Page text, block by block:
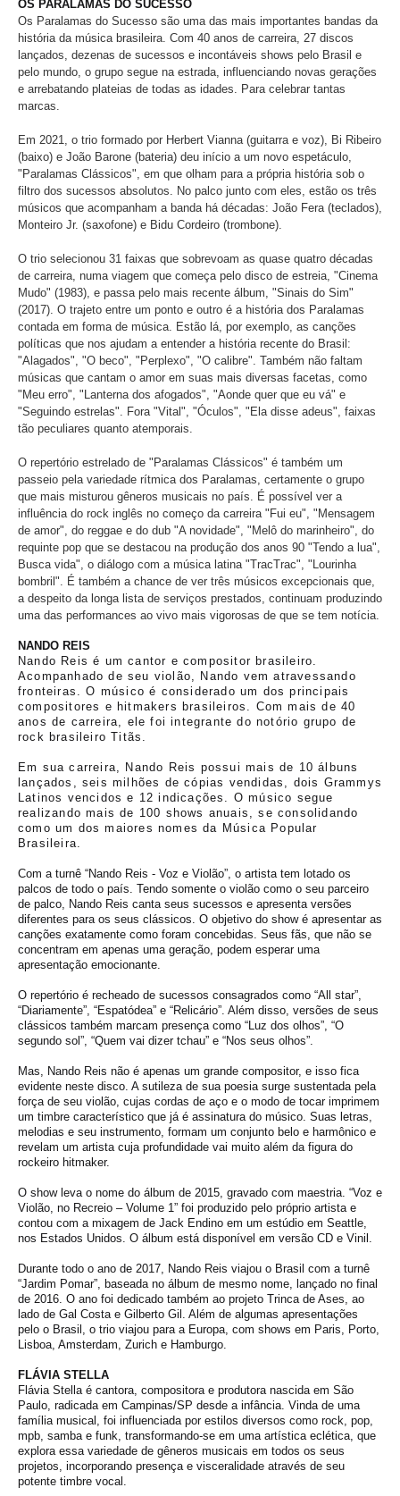
OS PARALAMAS DO SUCESSO
Os Paralamas do Sucesso são uma das mais importantes bandas da
história da música brasileira. Com 40 anos de carreira, 27 discos
lançados, dezenas de sucessos e incontáveis shows pelo Brasil e
pelo mundo, o grupo segue na estrada, influenciando novas gerações
e arrebatando plateias de todas as idades. Para celebrar tantas
marcas.
Em 2021, o trio formado por Herbert Vianna (guitarra e voz), Bi Ribeiro
(baixo) e João Barone (bateria) deu início a um novo espetáculo,
"Paralamas Clássicos", em que olham para a própria história sob o
filtro dos sucessos absolutos. No palco junto com eles, estão os três
músicos que acompanham a banda há décadas: João Fera (teclados),
Monteiro Jr. (saxofone) e Bidu Cordeiro (trombone).
O trio selecionou 31 faixas que sobrevoam as quase quatro décadas
de carreira, numa viagem que começa pelo disco de estreia, "Cinema
Mudo" (1983), e passa pelo mais recente álbum, "Sinais do Sim"
(2017). O trajeto entre um ponto e outro é a história dos Paralamas
contada em forma de música. Estão lá, por exemplo, as canções
políticas que nos ajudam a entender a história recente do Brasil:
"Alagados", "O beco", "Perplexo", "O calibre". Também não faltam
músicas que cantam o amor em suas mais diversas facetas, como
"Meu erro", "Lanterna dos afogados", "Aonde quer que eu vá" e
"Seguindo estrelas". Fora "Vital", "Óculos", "Ela disse adeus", faixas
tão peculiares quanto atemporais.
O repertório estrelado de "Paralamas Clássicos" é também um
passeio pela variedade rítmica dos Paralamas, certamente o grupo
que mais misturou gêneros musicais no país. É possível ver a
influência do rock inglês no começo da carreira "Fui eu", "Mensagem
de amor", do reggae e do dub "A novidade", "Melô do marinheiro", do
requinte pop que se destacou na produção dos anos 90 "Tendo a lua",
Busca vida", o diálogo com a música latina "TracTrac", "Lourinha
bombril". É também a chance de ver três músicos excepcionais que,
a despeito da longa lista de serviços prestados, continuam produzindo
uma das performances ao vivo mais vigorosas de que se tem notícia.
NANDO REIS
Nando Reis é um cantor e compositor brasileiro.
Acompanhado de seu violão, Nando vem atravessando
fronteiras. O músico é considerado um dos principais
compositores e hitmakers brasileiros. Com mais de 40
anos de carreira, ele foi integrante do notório grupo de
rock brasileiro Titãs.
Em sua carreira, Nando Reis possui mais de 10 álbuns
lançados, seis milhões de cópias vendidas, dois Grammys
Latinos vencidos e 12 indicações. O músico segue
realizando mais de 100 shows anuais, se consolidando
como um dos maiores nomes da Música Popular
Brasileira.
Com a turnê “Nando Reis - Voz e Violão”, o artista tem lotado os
palcos de todo o país. Tendo somente o violão como o seu parceiro
de palco, Nando Reis canta seus sucessos e apresenta versões
diferentes para os seus clássicos. O objetivo do show é apresentar as
canções exatamente como foram concebidas. Seus fãs, que não se
concentram em apenas uma geração, podem esperar uma
apresentação emocionante.
O repertório é recheado de sucessos consagrados como “All star”,
“Diariamente”, “Espatódea” e “Relicário”. Além disso, versões de seus
clássicos também marcam presença como “Luz dos olhos”, “O
segundo sol”, “Quem vai dizer tchau” e “Nos seus olhos”.
Mas, Nando Reis não é apenas um grande compositor, e isso fica
evidente neste disco. A sutileza de sua poesia surge sustentada pela
força de seu violão, cujas cordas de aço e o modo de tocar imprimem
um timbre característico que já é assinatura do músico. Suas letras,
melodias e seu instrumento, formam um conjunto belo e harmônico e
revelam um artista cuja profundidade vai muito além da figura do
rockeiro hitmaker.
O show leva o nome do álbum de 2015, gravado com maestria. “Voz e
Violão, no Recreio – Volume 1” foi produzido pelo próprio artista e
contou com a mixagem de Jack Endino em um estúdio em Seattle,
nos Estados Unidos. O álbum está disponível em versão CD e Vinil.
Durante todo o ano de 2017, Nando Reis viajou o Brasil com a turnê
“Jardim Pomar”, baseada no álbum de mesmo nome, lançado no final
de 2016. O ano foi dedicado também ao projeto Trinca de Ases, ao
lado de Gal Costa e Gilberto Gil. Além de algumas apresentações
pelo o Brasil, o trio viajou para a Europa, com shows em Paris, Porto,
Lisboa, Amsterdam, Zurich e Hamburgo.
FLÁVIA STELLA
Flávia Stella é cantora, compositora e produtora nascida em São
Paulo, radicada em Campinas/SP desde a infância. Vinda de uma
família musical, foi influenciada por estilos diversos como rock, pop,
mpb, samba e funk, transformando-se em uma artística eclética, que
explora essa variedade de gêneros musicais em todos os seus
projetos, incorporando presença e visceralidade através de seu
potente timbre vocal.